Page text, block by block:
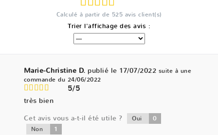
Calculé à partir de 525 avis client(s)
Trier l'affichage des avis :
Marie-Christine D.publié le 17/07/2022 suite à une
commande du 24/06/2022
5/5
très bien
Cet avis vous a-t-il été utile ?
Oui 0
Non 1